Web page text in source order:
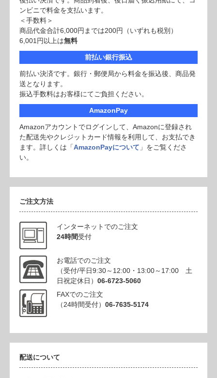
ンビニで料金を支払います。
＜手数料＞
商品代金合計6,000円までは200円（いずれも税別）
6,001円以上は無料
前払い銀行振込
前払い決済です。銀行・郵便局から料金を振込後、商品発
送となります。
振込手数料はお客様にてご負担ください。
AmazonPay
Amazonアカウントでログインして、Amazonに登録され
た配送先やクレジットカード情報を利用して、お支払でき
ます。詳しくは「AmazonPayについて 」をご覧くださ
い。
ご注文方法
インターネットでのご注文
24時間受付
お電話でのご注文
（受付/平日9:30～12:00・13:00～17:00 土
日祝定休日） 06-6723-5060
FAXでのご注文
（24時間受付） 06-7635-5174
配送について